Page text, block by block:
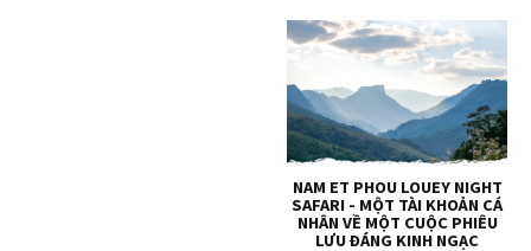
NAM ET PHOU LOUEY NIGHT
SAFARI - MỘT TÀI KHOẢN CÁ
NHÂN VỀ MỘT CUỘC PHIÊU
LƯU ĐÁNG KINH NGẠC